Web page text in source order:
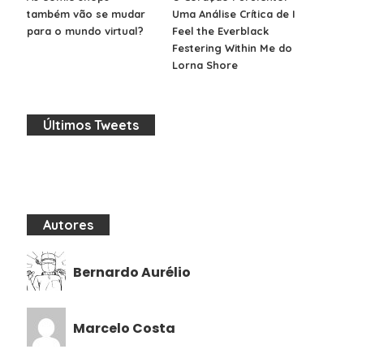
também vão se mudar
para o mundo virtual?
Uma Análise Crítica de I
Feel the Everblack
Festering Within Me do
Lorna Shore
Últimos Tweets
Autores
Bernardo Aurélio
Marcelo Costa